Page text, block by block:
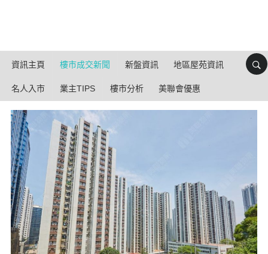
資訊主頁 樓市成交新聞 新盤資訊 地區屋苑資訊
名人入市 業主TIPS 樓市分析 美聯會優惠